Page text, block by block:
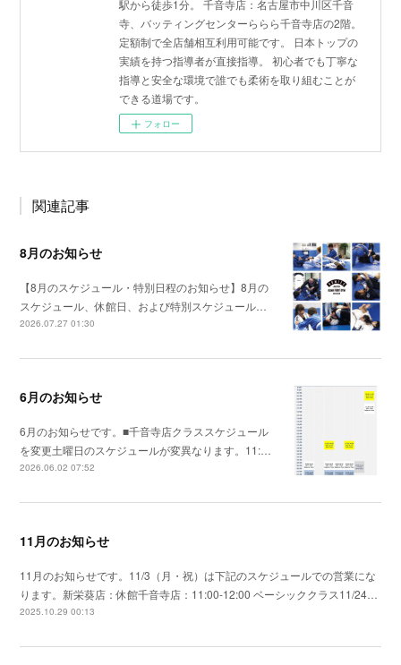
駅から徒歩1分。 千音寺店：名古屋市中川区千音
寺、バッティングセンターららら千音寺店の2階。
定額制で全店舗相互利用可能です。 日本トップの
実績を持つ指導者が直接指導。 初心者でも丁寧な
指導と安全な環境で誰でも柔術を取り組むことが
できる道場です。
フォロー
関連記事
8月のお知らせ
【8月のスケジュール・特別日程のお知らせ】8月の
スケジュール、休館日、および特別スケジュール…
2026.07.27 01:30
6月のお知らせ
6月のお知らせです。■千音寺店クラススケジュール
を変更土曜日のスケジュールが変異なります。11:…
2026.06.02 07:52
11月のお知らせ
11月のお知らせです。11/3（月・祝）は下記のスケジュールでの営業にな
ります。新栄葵店：休館千音寺店：11:00-12:00 ベーシッククラス11/24…
2025.10.29 00:13